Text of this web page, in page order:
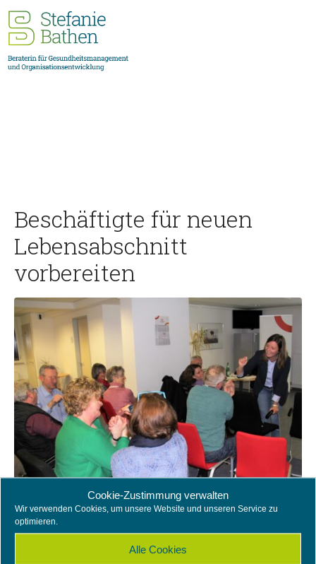
Cookie-Zustimmung verwalten
Wir verwenden Cookies, um unsere Website und unseren Service zu
optimieren.
Alle Cookies
Beschäftigte für neuen
Lebensabschnitt
vorbereiten
Aktiv im Alter.
Wie kommt man gut und gesund in den Ruhestand?